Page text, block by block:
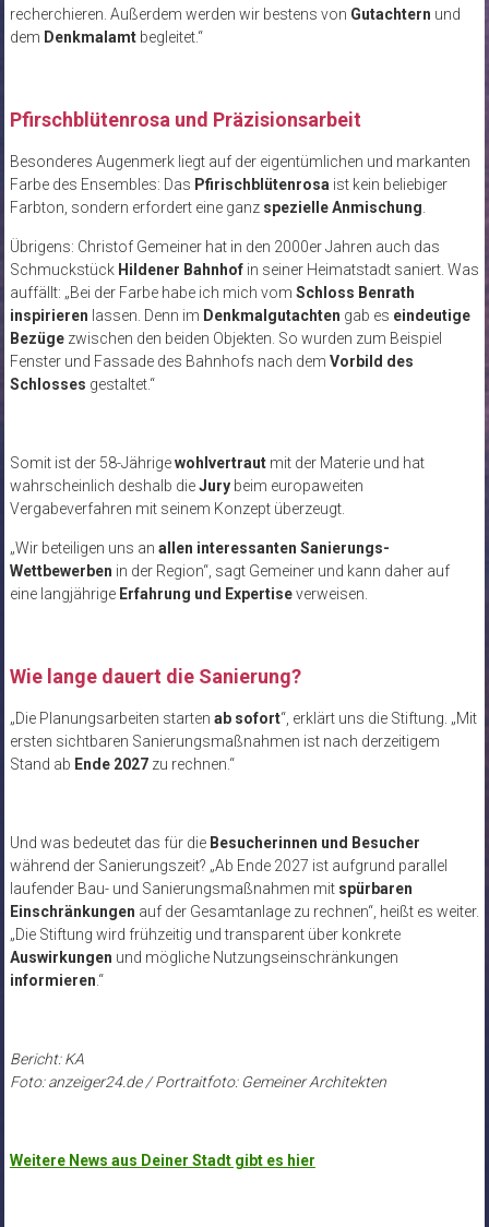
recherchieren. Außerdem werden wir bestens von Gutachtern und
dem Denkmalamtbegleitet.“
Pfirschblütenrosa und Präzisionsarbeit
Besonderes Augenmerk liegt auf der eigentümlichen und markanten
Farbe des Ensembles: Das Pfirischblütenrosaist kein beliebiger
Farbton, sondern erfordert eine ganz spezielle Anmischung.
Übrigens: Christof Gemeiner hat in den 2000er Jahren auch das
Schmuckstück Hildener Bahnhofin seiner Heimatstadt saniert. Was
auffällt: „Bei der Farbe habe ich mich vom Schloss Benrath
inspirieren lassen. Denn im Denkmalgutachten gab es eindeutige
Bezüge zwischen den beiden Objekten. So wurden zum Beispiel
Fenster und Fassade des Bahnhofs nach dem Vorbild des
Schlosses gestaltet.“
Somit ist der 58-Jährigewohlvertrautmit der Materie und hat
wahrscheinlich deshalb dieJurybeim europaweiten
Vergabeverfahren mit seinem Konzept überzeugt.
„Wir beteiligen uns an allen interessanten Sanierungs-
Wettbewerben in der Region“, sagt Gemeiner und kann daher auf
eine langjährige Erfahrung und Expertiseverweisen.
Wie lange dauert die Sanierung?
„Die Planungsarbeiten starten ab sofort“, erklärt uns die Stiftung. „Mit
ersten sichtbaren Sanierungsmaßnahmen ist nach derzeitigem
Stand ab Ende 2027zu rechnen.“
Und was bedeutet das für die Besucherinnen und Besucher
während der Sanierungszeit? „Ab Ende 2027 ist aufgrund parallel
laufender Bau- und Sanierungsmaßnahmen mit spürbaren
Einschränkungen auf der Gesamtanlage zu rechnen“, heißt es weiter.
„Die Stiftung wird frühzeitig und transparent über konkrete
Auswirkungen und mögliche Nutzungseinschränkungen
informieren.“
Bericht: KA
Foto: anzeiger24.de / Portraitfoto: Gemeiner Architekten
Weitere News aus Deiner Stadt gibt es hier